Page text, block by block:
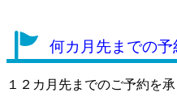
何カ月先までの予
１２カ月先までのご予約を承